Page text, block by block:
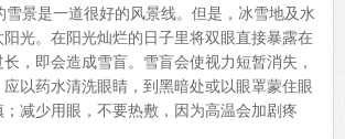
景是一道很好的风景线。但是，冰雪地及水
光。在阳光灿烂的日子里将双眼直接暴露在
，即会造成雪盲。雪盲会使视力短暂消失，
以药水清洗眼睛，到黑暗处或以眼罩蒙住眼
减少用眼，不要热敷，因为高温会加剧疼